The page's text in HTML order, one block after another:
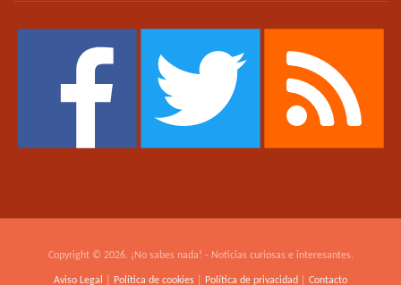
Copyright © 2026. ¡No sabes nada! - Noticias curiosas e interesantes.
Aviso Legal Política de cookies Política de privacidad Contacto